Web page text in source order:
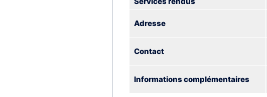
Adresse
Contact
Informations complémentaires